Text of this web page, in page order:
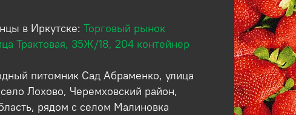
в Иркутске: Торговый рынок
Трактовая, 35Ж/18, 204 контейнер
питомник Сад Абраменко, улица
Лохово, Черемховский район,
рядом с селом Малиновка